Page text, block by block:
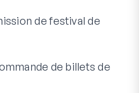
de festival de
de billets de